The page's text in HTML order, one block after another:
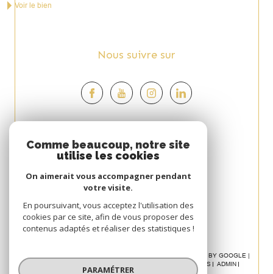
Voir le bien
Nous suivre sur
Espace
PROPRIÉTAIRE
Se connecter
Avis
CLIENT
© 2026 | TOUS DROITS RÉSERVÉS | TRADUCTION POWERED BY GOOGLE |
MENTIONS LÉGALES
ADMIN
POLITIQUE RGPD
Comme beaucoup, notre site
utilise les cookies
On aimerait vous accompagner pendant
votre visite.
En poursuivant, vous acceptez l'utilisation des
cookies par ce site, afin de vous proposer des
contenus adaptés et réaliser des statistiques !
PARAMÉTRER